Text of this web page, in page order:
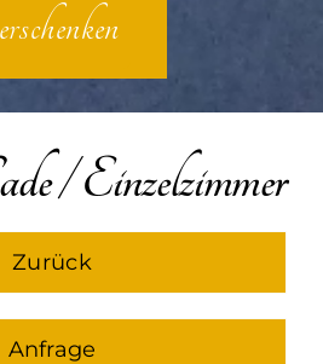
/ Einzelzimmer
Zurück
Anfrage